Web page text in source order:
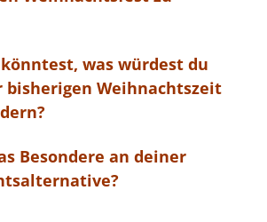
was würdest du
bisherigen Weihnachtszeit
Besondere an deiner